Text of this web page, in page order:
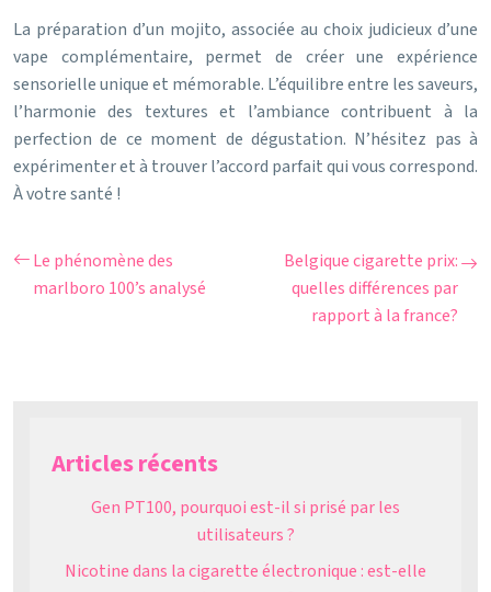
La préparation d’un mojito, associée au choix judicieux d’une
vape complémentaire, permet de créer une expérience
sensorielle unique et mémorable. L’équilibre entre les saveurs,
l’harmonie des textures et l’ambiance contribuent à la
perfection de ce moment de dégustation. N’hésitez pas à
expérimenter et à trouver l’accord parfait qui vous correspond.
À votre santé !
Le phénomène des
marlboro 100’s analysé
Belgique cigarette prix:
quelles différences par
rapport à la france?
Articles récents
Gen PT100, pourquoi est-il si prisé par les
utilisateurs ?
Nicotine dans la cigarette électronique : est-elle